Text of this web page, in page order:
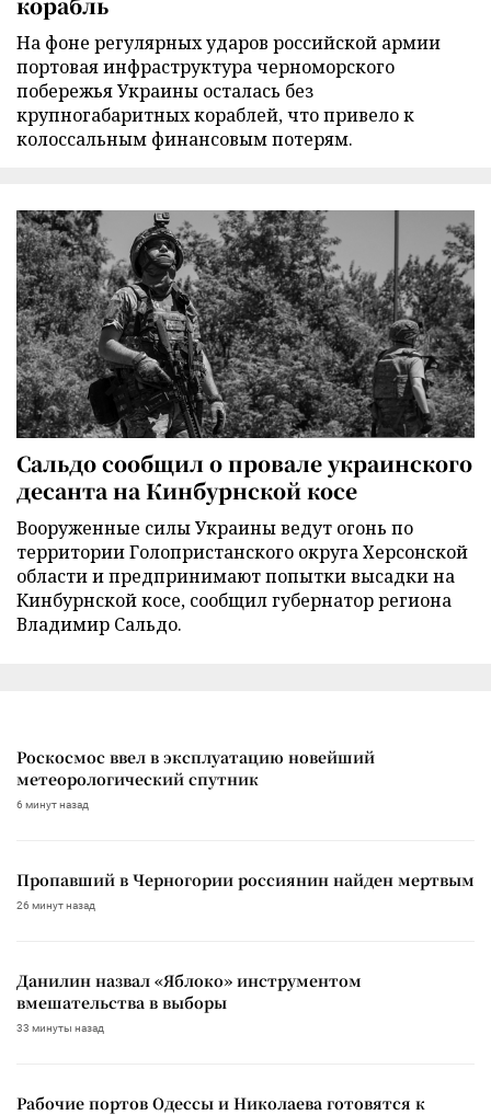
На фоне регулярных ударов российской армии
портовая инфраструктура черноморского
побережья Украины осталась без
крупногабаритных кораблей, что привело к
колоссальным финансовым потерям.
Сальдо сообщил о провале украинского
десанта на Кинбурнской косе
Вооруженные силы Украины ведут огонь по
территории Голопристанского округа Херсонской
области и предпринимают попытки высадки на
Кинбурнской косе, сообщил губернатор региона
Владимир Сальдо.
Роскосмос ввел в эксплуатацию новейший
метеорологический спутник
6 минут назад
Пропавший в Черногории россиянин найден мертвым
26 минут назад
Данилин назвал «Яблоко» инструментом
вмешательства в выборы
33 минуты назад
Рабочие портов Одессы и Николаева готовятся к